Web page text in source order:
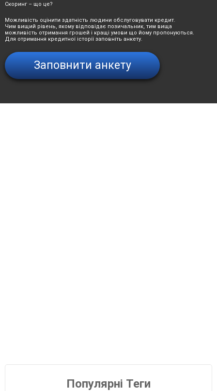
Скоринг – що це?
Можливість оцінити здатність людини обслуговувати кредит.
Чим вищий рівень, якому відповідає позичальник, тим вища
можливість отримання грошей і кращі умови що йому пропонуються.
Для отримання кредитної історії заповніть анкету.
Заповнити анкету
Популярні Теги